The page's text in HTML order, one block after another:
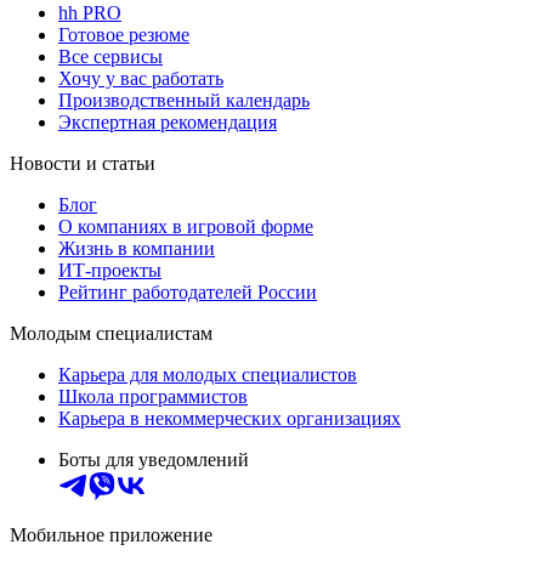
hh PRO
Готовое резюме
Все сервисы
Хочу у вас работать
Производственный календарь
Экспертная рекомендация
Новости и статьи
Блог
О компаниях в игровой форме
Жизнь в компании
ИТ-проекты
Рейтинг работодателей России
Молодым специалистам
Карьера для молодых специалистов
Школа программистов
Карьера в некоммерческих организациях
Боты для уведомлений
Мобильное приложение